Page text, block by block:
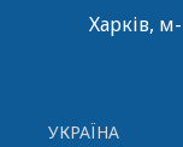
Харків,
УКРАЇНА